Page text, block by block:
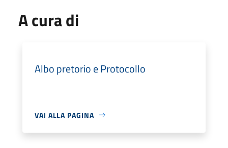
A cura di
Albo pretorio e Protocollo
VAI ALLA PAGINA